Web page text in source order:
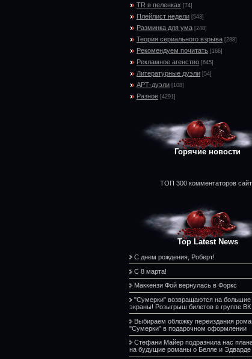
TR в пеленках [74]
Плейлист недели [543]
Разминка для ума [248]
Теория сериального взрыва [288]
Рекомендуем почитать [166]
Рекламное агенство [645]
Литературные дуэли [54]
АРТ-дуэли [108]
Разное [4291]
Горячие новости
ТОП 300 комментаторов
Top Latest News
С днем рождения, Роберт!
С 8 марта!
Маккензи Фой вернулась в Форкс
"Сумерки" возвращаются на большие
экраны! Розыгрыш билетов в группе ВК
Выбираем обложку переиздания
"Сумерки" в подарочном оформлении
Стефани Майер подразнила нас
на будущие романы о Белле и Эдварде